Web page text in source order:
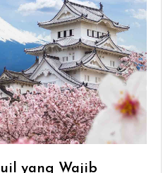
yang Wajib